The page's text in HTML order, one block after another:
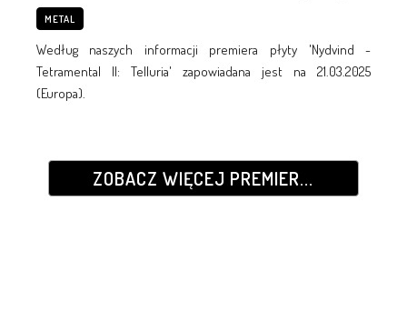
METAL
Według naszych informacji premiera płyty 'Nydvind -
Tetramental II: Telluria' zapowiadana jest na 21.03.2025
(Europa).
ZOBACZ WIĘCEJ PREMIER...